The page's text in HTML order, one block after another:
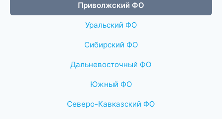
Приволжский ФО
Уральский ФО
Сибирский ФО
Дальневосточный ФО
Южный ФО
Северо-Кавказский ФО